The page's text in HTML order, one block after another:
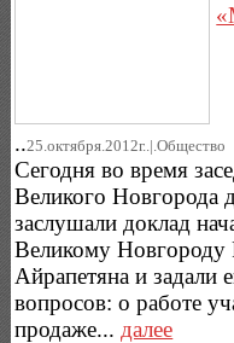
..25.октября.2012г..|.Общество
Сегодня во время
Великого Новгорода
заслушали доклад
Великому Новгороду
Айрапетяна и задали
вопросов: о работе
продаже... далее